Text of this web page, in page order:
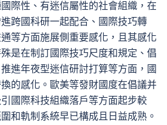
際性、有迷信屬性的社會組織，在
跨國科研一起配合、國際技巧轉
等方面施展側重要感化，且其感化
是在制訂國際技巧尺度和規定、倡
進年夜型迷信研討打算等方面，國
的感化。歐美等發財國度在倡議并
國際科技組織落戶等方面起步較
和軌制系統早已構成且日益成熟。